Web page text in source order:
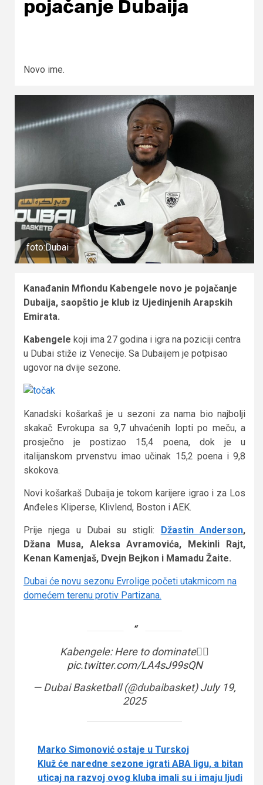
pojačanje Dubaija
Novo ime.
foto:Dubai
Kanađanin Mfiondu Kabengele novo je pojačanje
Dubaija, saopštio je klub iz Ujedinjenih Arapskih
Emirata.
Kabengele koji ima 27 godina i igra na poziciji centra
u Dubai stiže iz Venecije. Sa Dubaijem je potpisao
ugovor na dvije sezone.
Kanadski košarkaš je u sezoni za nama bio najbolji
skakač Evrokupa sa 9,7 uhvaćenih lopti po meču, a
prosječno je postizao 15,4 poena, dok je u
italijanskom prvenstvu imao učinak 15,2 poena i 9,8
skokova.
Novi košarkaš Dubaija je tokom karijere igrao i za Los
Anđeles Kliperse, Klivlend, Boston i AEK.
Prije njega u Dubai su stigli: Džastin Anderson,
Džana Musa, Aleksa Avramovića, Mekinli Rajt,
Kenan Kamenjaš, Dvejn Bejkon i Mamadu Žaite.
Dubai će novu sezonu Evrolige početi utakmicom na
domećem terenu protiv Partizana.
Kabengele: Here to dominate🐦‍🔥
pic.twitter.com/LA4sJ99sQN
— Dubai Basketball (@dubaibasket)July 19,
2025
Marko Simonović ostaje u Turskoj
Kluž će naredne sezone igrati ABA ligu, a bitan
uticaj na razvoj ovog kluba imali su i imaju ljudi